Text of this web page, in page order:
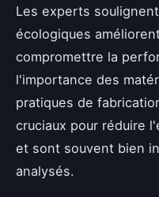
Les experts
écologiques
compromettre la
l'importance des
pratiques de
cruciaux pour réduire
et sont souvent bien
analysés.